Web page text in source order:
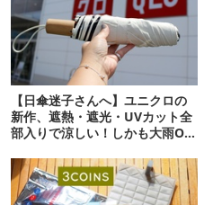
【日傘迷子さんへ】ユニクロの
新作、遮熱・遮光・UVカット全
部入りで涼しい！しかも大雨OK